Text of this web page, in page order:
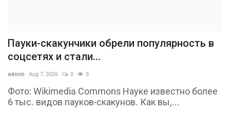
Пауки-скакунчики обрели популярность в
соцсетях и стали...
admin Aug 7, 2026 0 5
Фото: Wikimedia Commons Науке известно более
6 тыс. видов пауков-скакунов. Как вы,...